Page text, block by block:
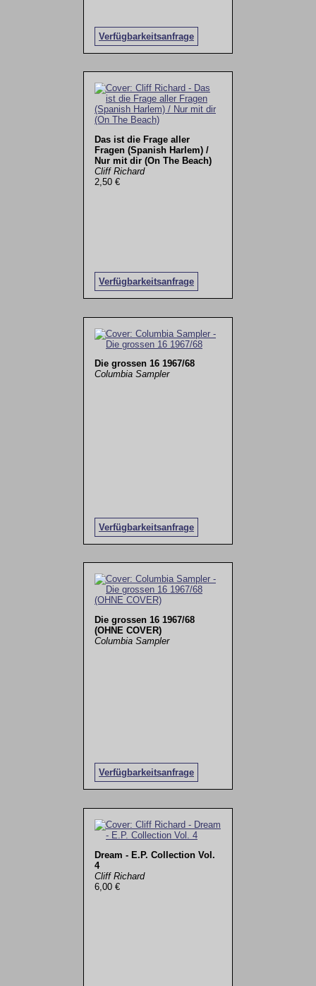
Verfügbarkeitsanfrage
Das ist die Frage aller
Fragen (Spanish Harlem) /
Nur mit dir (On The Beach)
Cliff Richard
2,50 €
Verfügbarkeitsanfrage
Die grossen 16 1967/68
Columbia Sampler
Verfügbarkeitsanfrage
Die grossen 16 1967/68
(OHNE COVER)
Columbia Sampler
Verfügbarkeitsanfrage
Dream - E.P. Collection Vol.
4
Cliff Richard
6,00 €